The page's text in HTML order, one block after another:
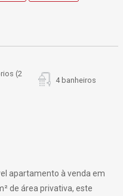
(2
4 banheiros
apartamento à venda em
de área privativa, este